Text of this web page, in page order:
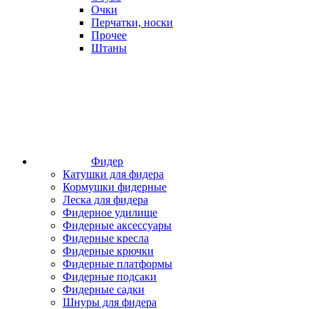
Очки
Перчатки, носки
Прочее
Штаны
Фидер
Катушки для фидера
Кормушки фидерные
Леска для фидера
Фидерное удилище
Фидерные аксессуары
Фидерные кресла
Фидерные крючки
Фидерные платформы
Фидерные подсаки
Фидерные садки
Шнуры для фидера